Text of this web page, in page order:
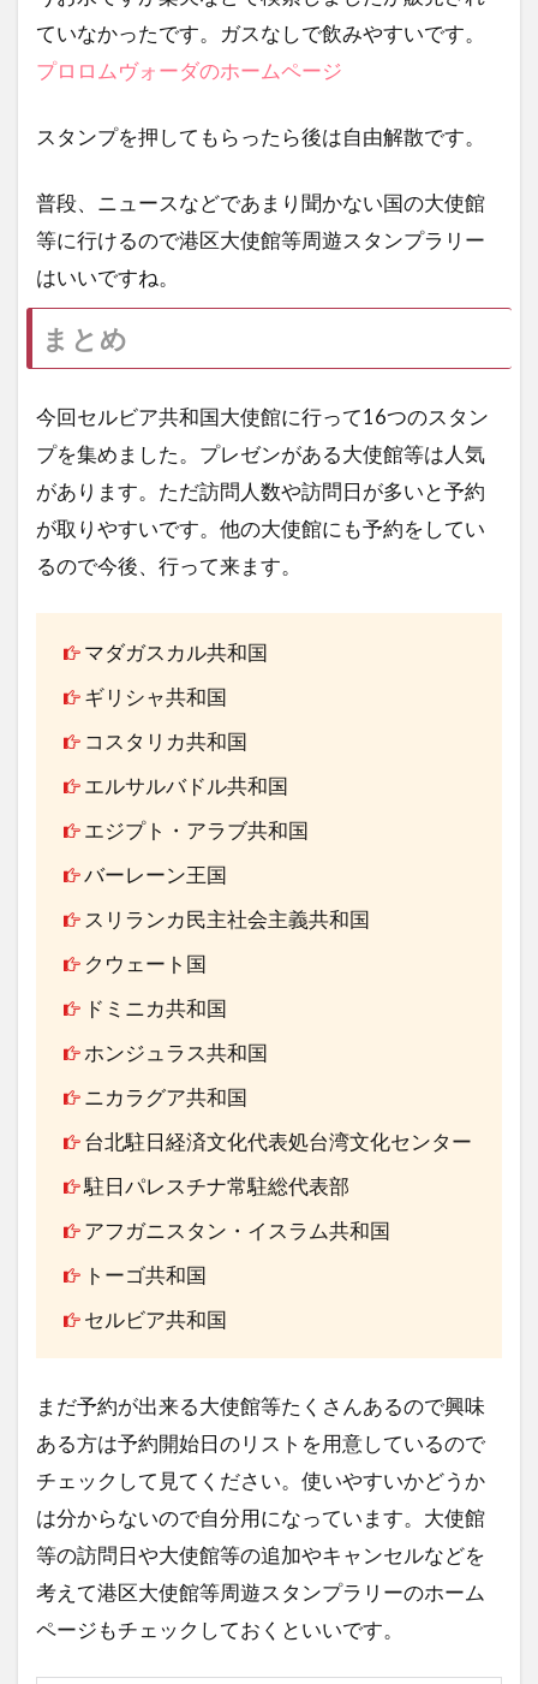
ていなかったです。ガスなしで飲みやすいです。
プロロムヴォーダのホームページ
スタンプを押してもらったら後は自由解散です。
普段、ニュースなどであまり聞かない国の大使館
等に行けるので港区大使館等周遊スタンプラリー
はいいですね。
まとめ
今回セルビア共和国大使館に行って16つのスタン
プを集めました。プレゼンがある大使館等は人気
があります。ただ訪問人数や訪問日が多いと予約
が取りやすいです。他の大使館にも予約をしてい
るので今後、行って来ます。
マダガスカル共和国
ギリシャ共和国
コスタリカ共和国
エルサルバドル共和国
エジプト・アラブ共和国
バーレーン王国
スリランカ民主社会主義共和国
クウェート国
ドミニカ共和国
ホンジュラス共和国
ニカラグア共和国
台北駐日経済文化代表処台湾文化センター
駐日パレスチナ常駐総代表部
アフガニスタン・イスラム共和国
トーゴ共和国
セルビア共和国
まだ予約が出来る大使館等たくさんあるので興味
ある方は予約開始日のリストを用意しているので
チェックして見てください。使いやすいかどうか
は分からないので自分用になっています。大使館
等の訪問日や大使館等の追加やキャンセルなどを
考えて港区大使館等周遊スタンプラリーのホーム
ページもチェックしておくといいです。